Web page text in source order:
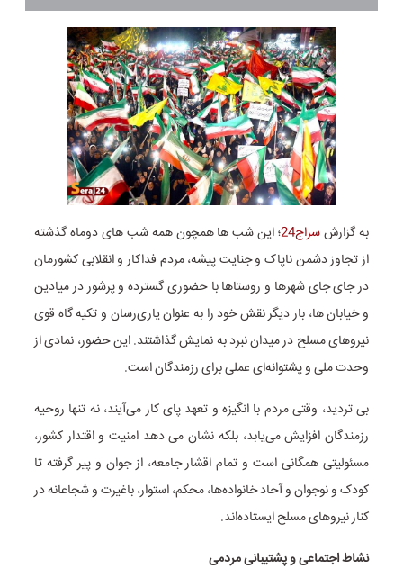
به گزارشسراج24
؛ این شب ها همچون همه شب های دوماه گذشته
از تجاوز دشمن ناپاک و جنایت پیشه، مردم فداکار و انقلابی کشورمان
در جای جای شهرها و روستاها با حضوری گسترده و پرشور در میادین
و خیابان ها، بار دیگر نقش خود را به عنوان یاری‌رسان و تکیه گاه قوی
نیروهای مسلح در میدان نبرد به نمایش گذاشتند. این حضور، نمادی از
وحدت ملی و پشتوانه‌ای عملی برای رزمندگان است.
بی تردید، وقتی مردم با انگیزه و تعهد پای کار می‌آیند، نه تنها روحیه
رزمندگان افزایش می‌یابد، بلکه نشان می دهد امنیت و اقتدار کشور،
مسئولیتی همگانی است و تمام اقشار جامعه، از جوان و پیر گرفته تا
کودک و نوجوان و آحاد خانواده‌ها، محکم، استوار، باغیرت و شجاعانه در
کنار نیروهای مسلح ایستاده‌اند.
نشاط اجتماعی و پشتیبانی مردمی